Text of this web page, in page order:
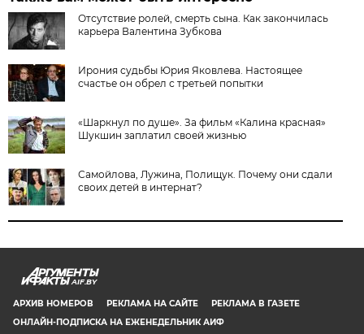
Отсутствие ролей, смерть сына. Как закончилась
карьера Валентина Зубкова
Ирония судьбы Юрия Яковлева. Настоящее
счастье он обрел с третьей попытки
«Шаркнул по душе». За фильм «Калина красная»
Шукшин заплатил своей жизнью
Самойлова, Лужина, Полищук. Почему они сдали
своих детей в интернат?
AIF.BY
АРХИВ НОМЕРОВ РЕКЛАМА НА САЙТЕ
РЕКЛАМА В ГАЗЕТЕ
ОНЛАЙН-ПОДПИСКА НА ЕЖЕНЕДЕЛЬНИК АИФ